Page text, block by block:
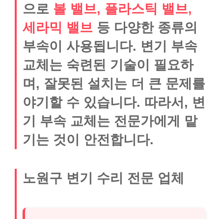
으로 볼 밸브, 플라스틱 밸브,
세라믹 밸브 등 다양한 종류의
부속이 사용됩니다. 변기 부속
교체는 숙련된 기술이 필요하
며, 잘못된 설치는 더 큰 문제를
야기할 수 있습니다. 따라서, 변
기 부속 교체는 전문가에게 맡
기는 것이 안전합니다.
노원구 변기 수리 전문 업체